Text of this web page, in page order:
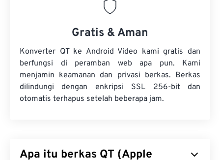
Gratis & Aman
Konverter QT ke Android Video kami gratis dan
berfungsi di peramban web apa pun. Kami
menjamin keamanan dan privasi berkas. Berkas
dilindungi dengan enkripsi SSL 256-bit dan
otomatis terhapus setelah beberapa jam.
Apa itu berkas QT (Apple